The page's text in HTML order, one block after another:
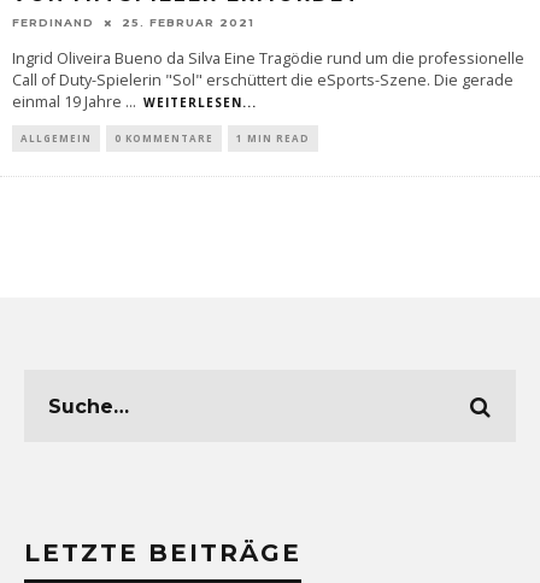
FERDINAND 25. FEBRUAR 2021
Ingrid Oliveira Bueno da Silva Eine Tragödie rund um die professionelle
Call of Duty-Spielerin "Sol" erschüttert die eSports-Szene. Die gerade
einmal 19 Jahre ... WEITERLESEN...
ALLGEMEIN 0 KOMMENTARE 1 MIN READ
LETZTE BEITRÄGE